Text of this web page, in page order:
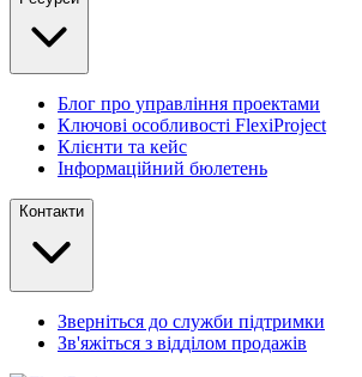
Блог про управління проектами
Ключові особливості FlexiProject
Клієнти та кейс
Інформаційний бюлетень
Контакти
Зверніться до служби підтримки
Зв'яжіться з відділом продажів